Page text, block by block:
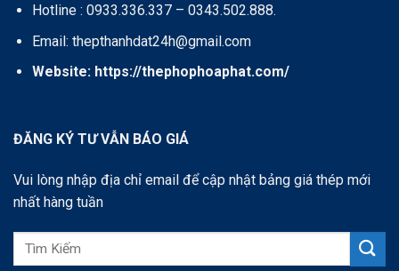
Hotline : 0933.336.337 – 0343.502.888.
Email: thepthanhdat24h@gmail.com
Website: https://thephophoaphat.com/
ĐĂNG KÝ TƯ VẪN BÁO GIÁ
Vui lòng nhập địa chỉ email để cập nhật bảng giá thép mới
nhất hàng tuần